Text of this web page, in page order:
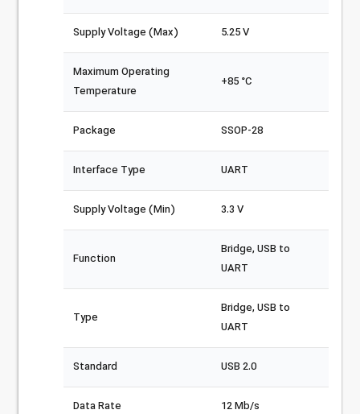
Supply Voltage (Max) 5.25 V
Maximum Operating
Temperature
+85 °C
Package SSOP-28
Interface Type UART
Supply Voltage (Min) 3.3 V
Function
Bridge, USB to
UART
Type
Bridge, USB to
UART
Standard USB 2.0
Data Rate 12 Mb/s